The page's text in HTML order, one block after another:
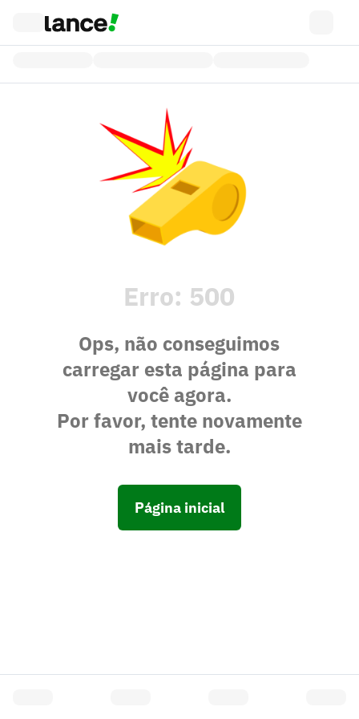
Erro: 500
Ops, não conseguimos
carregar esta página para
você agora.
Por favor, tente novamente
mais tarde.
Página inicial